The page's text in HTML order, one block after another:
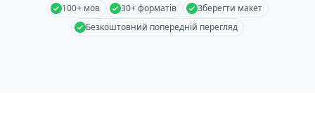
100+ мов 30+ форматів
Зберегти макет
Безкоштовний попередній перегляд